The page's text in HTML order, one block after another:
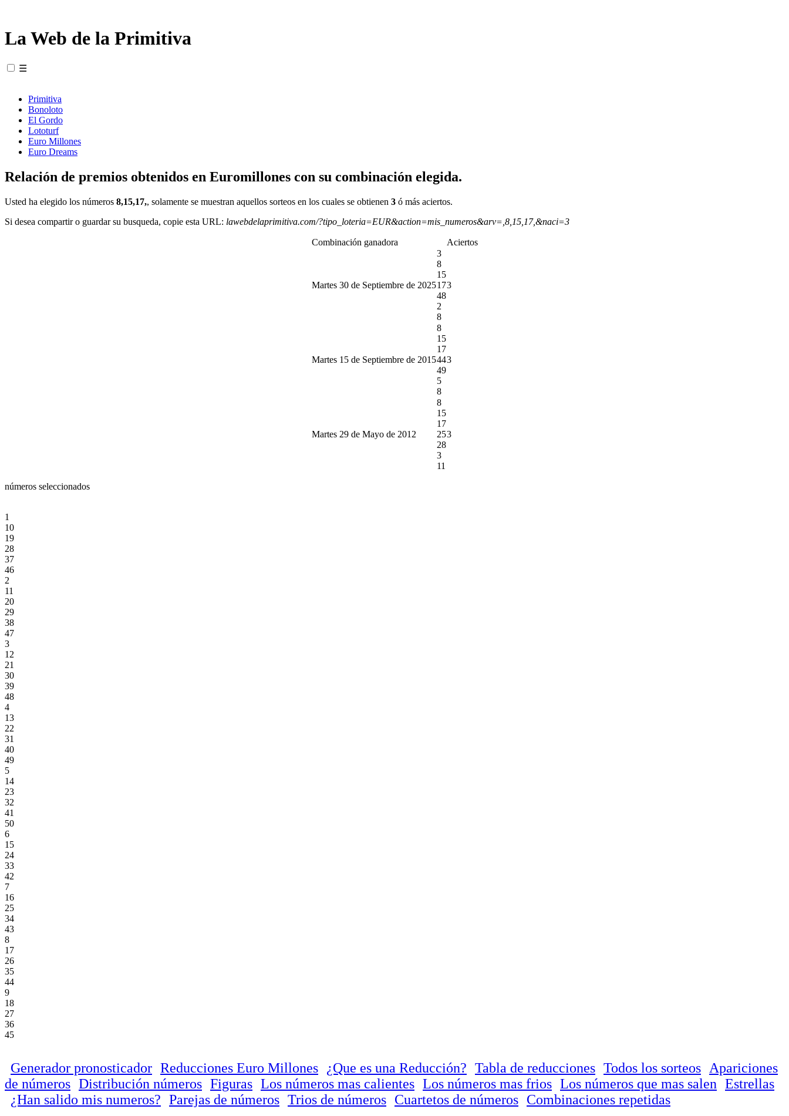
La Web de la Primitiva
☰
Primitiva
Bonoloto
El Gordo
Lototurf
Euro Millones
Euro Dreams
Relación de premios obtenidos en Euromillones con su combinación elegida.
Usted ha elegido los números 8,15,17,, solamente se muestran aquellos sorteos en los cuales se obtienen 3 ó más aciertos.
Si desea compartir o guardar su busqueda, copie esta URL: lawebdelaprimitiva.com/?tipo_loteria=EUR&action=mis_numeros&arv=,8,15,17,&naci=3
Combinación ganadora Aciertos
Martes 30 de Septiembre de 2025
3
8
15
17
48
2
8
3
Martes 15 de Septiembre de 2015
8
15
17
44
49
5
8
3
Martes 29 de Mayo de 2012
8
15
17
25
28
3
11
3
números seleccionados
1
10
19
28
37
46
2
11
20
29
38
47
3
12
21
30
39
48
4
13
22
31
40
49
5
14
23
32
41
50
6
15
24
33
42
7
16
25
34
43
8
17
26
35
44
9
18
27
36
45
Generador pronosticador Reducciones Euro Millones ¿Que es una Reducción? Tabla de reducciones Todos los sorteos
Apariciones
de números Distribución números Figuras Los números mas calientes Los números mas frios Los números que mas salen Estrellas
¿Han salido mis numeros? Parejas de números Trios de números Cuartetos de números Combinaciones repetidas